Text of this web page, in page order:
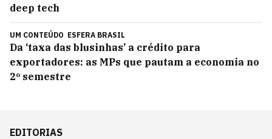
deep tech
UM CONTEÚDO ESFERA BRASIL
Da ‘taxa das blusinhas’ a crédito para
exportadores: as MPs que pautam a economia no
2º semestre
EDITORIAS